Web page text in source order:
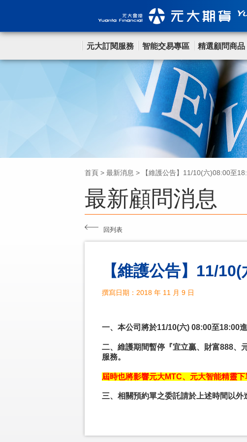
元大訂閱服務 智能交易專區 精選顧問商品
首頁 > 最新消息 > 【維護公告】11/10(六)08:00至
最新顧問消息
回列表
【維護公告】11/
撰寫日期：2018 年 11 月 9 日
一、 本公司將於11/10(六) 08:00至18:00
二、維護期間暫停『宜立贏、財富888、
服務。
屆時也將影響元大MTC、元大智能精靈下
三、相關預約單之委託請於上述時間以外